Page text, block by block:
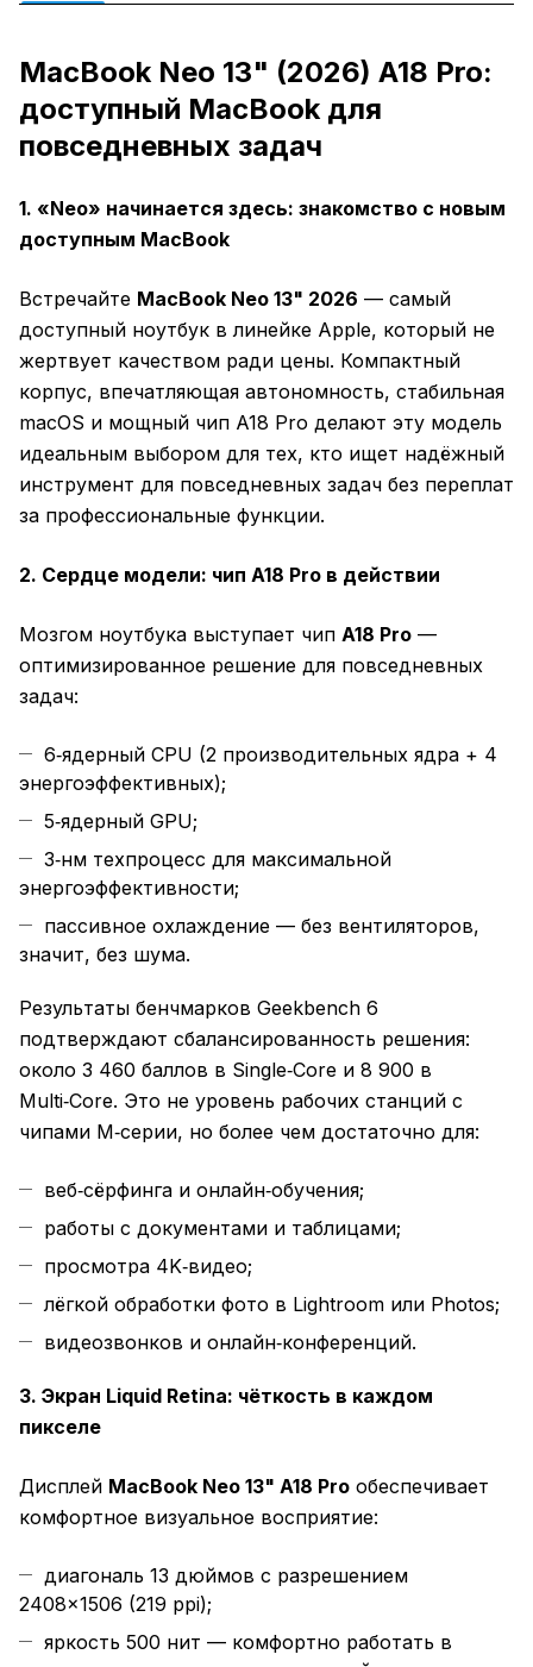
MacBook Neo 13" (2026) A18 Pro:
доступный MacBook для
повседневных задач
1. «Neo» начинается здесь: знакомство с новым
доступным MacBook
Встречайте MacBook Neo 13" 2026 — самый
доступный ноутбук в линейке Apple, который не
жертвует качеством ради цены. Компактный
корпус, впечатляющая автономность, стабильная
macOS и мощный чип A18 Pro делают эту модель
идеальным выбором для тех, кто ищет надёжный
инструмент для повседневных задач без переплат
за профессиональные функции.
2. Сердце модели: чип A18 Pro в действии
Мозгом ноутбука выступает чип A18 Pro —
оптимизированное решение для повседневных
задач:
6‑ядерный CPU (2 производительных ядра + 4
энергоэффективных);
5‑ядерный GPU;
3‑нм техпроцесс для максимальной
энергоэффективности;
пассивное охлаждение — без вентиляторов,
значит, без шума.
Результаты бенчмарков Geekbench 6
подтверждают сбалансированность решения:
около 3 460 баллов в Single‑Core и 8 900 в
Multi‑Core. Это не уровень рабочих станций с
чипами M‑серии, но более чем достаточно для:
веб‑сёрфинга и онлайн‑обучения;
работы с документами и таблицами;
просмотра 4K‑видео;
лёгкой обработки фото в Lightroom или Photos;
видеозвонков и онлайн‑конференций.
3. Экран Liquid Retina: чёткость в каждом
пикселе
Дисплей MacBook Neo 13" A18 Pro обеспечивает
комфортное визуальное восприятие:
диагональ 13 дюймов с разрешением
2408×1506 (219 ppi);
яркость 500 нит — комфортно работать в